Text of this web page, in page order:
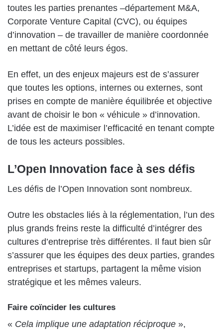
toutes les parties prenantes –département M&A,
Corporate Venture Capital (CVC), ou équipes
d’innovation – de travailler de manière coordonnée
en mettant de côté leurs égos.
En effet, un des enjeux majeurs est de s’assurer
que toutes les options, internes ou externes, sont
prises en compte de manière équilibrée et objective
avant de choisir le bon « véhicule » d’innovation.
L’idée est de maximiser l’efficacité en tenant compte
de tous les acteurs possibles.
L’Open Innovation face à ses défis
Les défis de l’Open Innovation sont nombreux.
Outre les obstacles liés à la réglementation, l’un des
plus grands freins reste la difficulté d’intégrer des
cultures d’entreprise très différentes. Il faut bien sûr
s’assurer que les équipes des deux parties, grandes
entreprises et startups, partagent la même vision
stratégique et les mêmes valeurs.
Faire coïncider les cultures
« Cela implique une adaptation réciproque »,